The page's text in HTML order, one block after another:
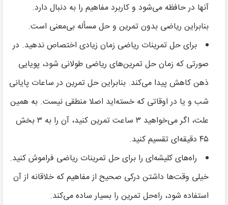
آنها در حافظه می‌شود و کاربرد مفاهیم را به دنبال دارد.
بنابراین ریاضی بدون تمرین و حل مسأله بی‌معنی است.
برای حل تمرینات ریاضی زمان زیادی اختصاص ندهید. در
صورتی که زمان حل تمرین‌های ریاضی طولانی شود، پویایی
ذهن کاهش پیدا می‌کند. بنابراین حل تمرین در ساعات پایانی
شب و یا در اوقاتی که خسته‌اید اصلا منطقی نیست. به همین
علت، اگر می‌خواهید ۳ ساعت تمرین کنید، آن را به ۳ بخش
۴۵ دقیقه‌ای تقسیم کنید.
راه‌های کلیشه‌ای را برای حل تمرینات ریاضی فراموش کنید.
خیلی وقت‌ها داشتن درکی صحیح از مفاهیم که خلاقانه از آن
استفاده شود، راه‌حل تمرین را بسیار ساده می‌کند.